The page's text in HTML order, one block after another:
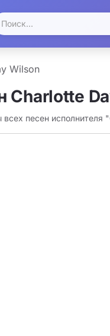
Wilson
Charlotte
всех песен